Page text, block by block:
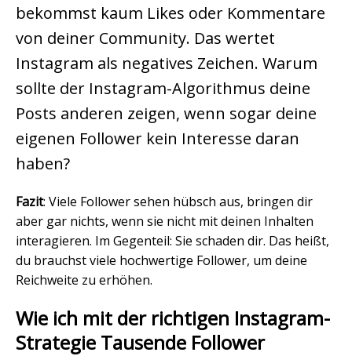
bekommst kaum Likes oder Kommentare
von deiner Community. Das wertet
Instagram als negatives Zeichen. Warum
sollte der Instagram-Algorithmus deine
Posts anderen zeigen, wenn sogar deine
eigenen Follower kein Interesse daran
haben?
Fazit: Viele Follower sehen hübsch aus, bringen dir
aber gar nichts, wenn sie nicht mit deinen Inhalten
interagieren. Im Gegenteil: Sie schaden dir. Das heißt,
du brauchst viele hochwertige Follower, um deine
Reichweite zu erhöhen.
Wie ich mit der richtigen Instagram-
Strategie Tausende Follower